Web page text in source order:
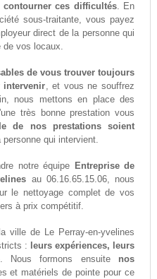
contourner ces difficultés. En
sous-traitante, vous payez
direct de la personne qui
de vos locaux.
de vous trouver toujours
intervenir, et vous ne souffrez
nous mettons en place des
très bonne prestation vous
de nos prestations soient
qui intervient.
notre équipe Entreprise de
au 06.16.65.15.06, nous
le nettoyage complet de vos
à prix compétitif.
ville de Le Perray-en-yvelines
: leurs expériences, leurs
Nous formons ensuite nos
et matériels de pointe pour ce